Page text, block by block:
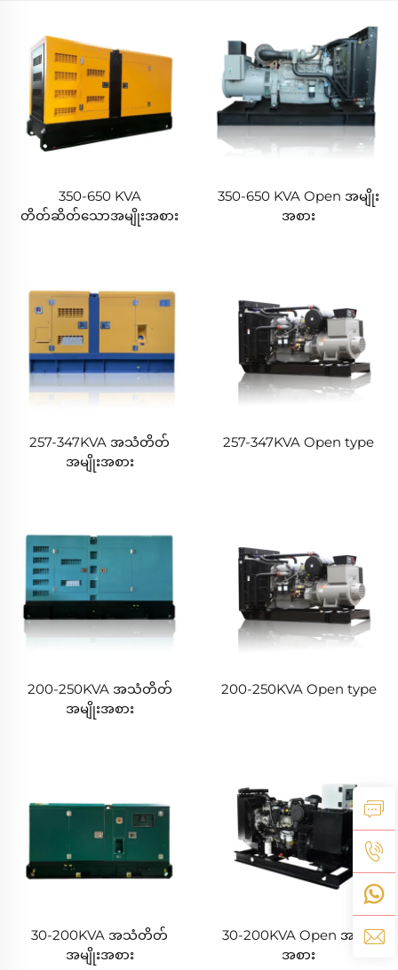
350-650 KVA
တိတ်ဆိတ်သောအမျိုးအစား
350-650 KVA Open အမျိုး
အစား
257-347KVA အသံတိတ်
အမျိုးအစား
257-347KVA Open type
200-250KVA အသံတိတ်
အမျိုးအစား
200-250KVA Open type
30-200KVA အသံတိတ်
အမျိုးအစား
30-200KVA Open အမျိုး
အစား